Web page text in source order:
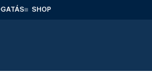
SHOP